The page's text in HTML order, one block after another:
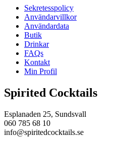
Sekretesspolicy
Användarvillkor
Användardata
Butik
Drinkar
FAQs
Kontakt
Min Profil
Spirited Cocktails
Esplanaden 25, Sundsvall
060 785 68 10
info@spiritedcocktails.se